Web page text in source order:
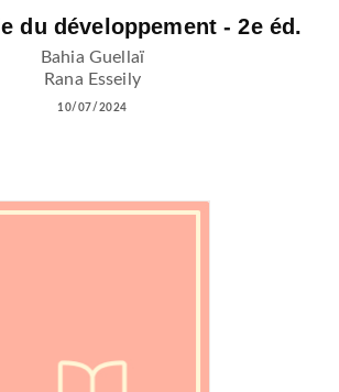
du développement - 2e éd.
Bahia Guellaï
Rana Esseily
10/07/2024